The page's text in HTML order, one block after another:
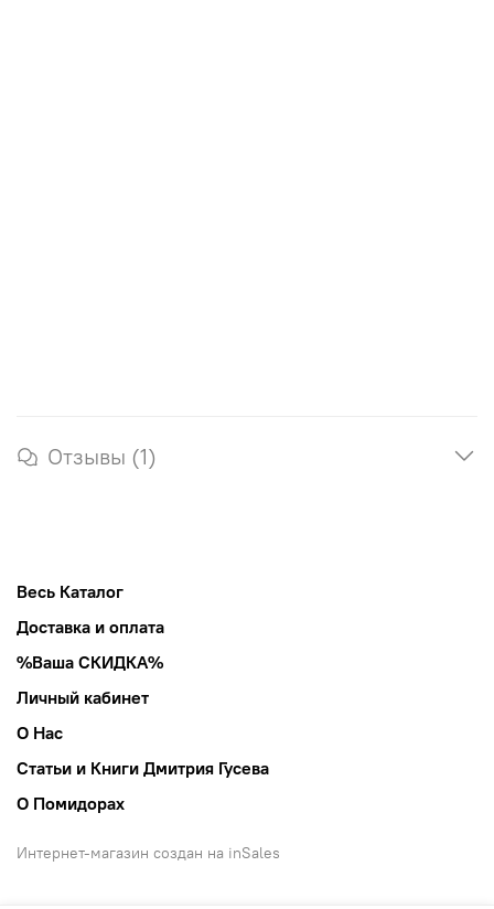
Отзывы (1)
Весь Каталог
Доставка и оплата
%Ваша СКИДКА%
Личный кабинет
О Нас
Статьи и Книги Дмитрия Гусева
О Помидорах
Интернет-магазин создан на inSales